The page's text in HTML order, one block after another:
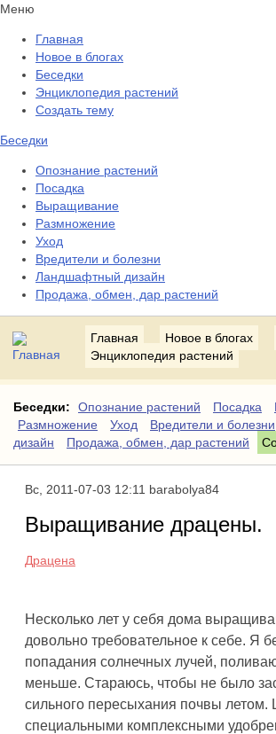
Меню
Главная
Новое в блогах
Беседки
Энциклопедия растений
Создать тему
Беседки
Опознание растений
Посадка
Выращивание
Размножение
Уход
Вредители и болезни
Ландшафтный дизайн
Продажа, обмен, дар растений
Главная Новое в блогах
Энциклопедия растений
Беседки: Опознание растений Посадка
Размножение
Уход Вредители и болезни
дизайн
Продажа, обмен, дар растений
Вс, 2011-07-03 12:11 barabolya84
Выращивание драцены.
Драцена
Несколько лет у себя дома
довольно требовательное к себе. Я
попадания солнечных лучей,
меньше. Стараюсь, чтобы не было
сильного пересыхания почвы летом.
специальными комплексными